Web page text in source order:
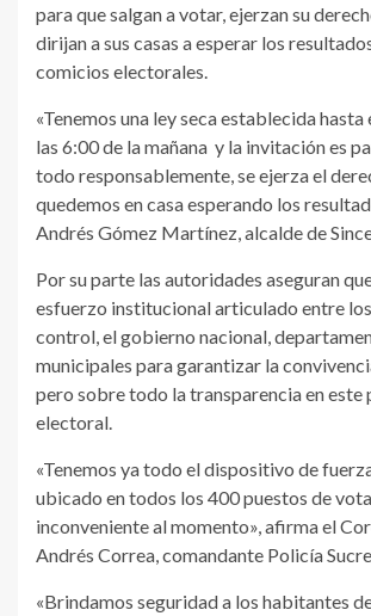
para que salgan a votar, ejerzan su
dirijan a sus casas a esperar los
comicios electorales.
«Tenemos una ley seca establecida hasta
las 6:00 de la mañana y la invitación es
todo responsablemente, se ejerza el
quedemos en casa esperando los
Andrés Gómez Martínez, alcalde de
Por su parte las autoridades aseguran
esfuerzo institucional articulado entre
control, el gobierno nacional,
municipales para garantizar la
pero sobre todo la transparencia en este
electoral.
«Tenemos ya todo el dispositivo de
ubicado en todos los 400 puestos de
inconveniente al momento», afirma el
Andrés Correa, comandante Policía Sucre.
«Brindamos seguridad a los habitantes